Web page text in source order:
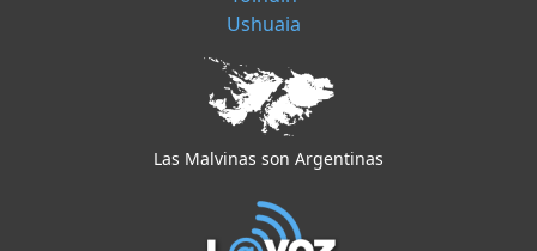
Ushuaia
Las Malvinas son Argentinas